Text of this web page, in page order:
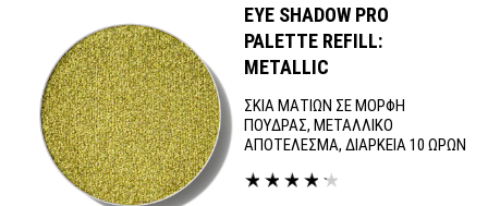
EYE SHADOW PRO
PALETTE REFILL:
METALLIC
ΣΚΙΑ ΜΑΤΙΩΝ ΣΕ ΜΟΡΦΗ
ΠΟΥΔΡΑΣ, ΜΕΤΑΛΛΙΚΟ
ΑΠΟΤΕΛΕΣΜΑ, ΔΙΑΡΚΕΙΑ 10 ΩΡΩΝ